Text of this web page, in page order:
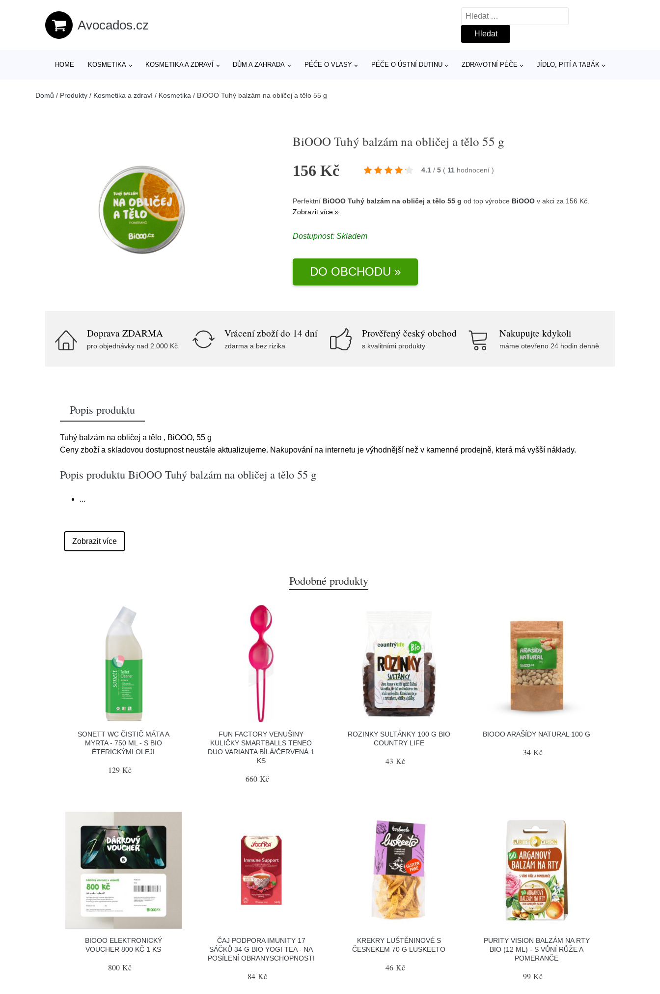
Avocados.cz
Vyhledávání
HOME KOSMETIKA KOSMETIKA A ZDRAVÍ DŮM A ZAHRADA PÉČE O VLASY PÉČE O ÚSTNÍ DUTINU ZDRAVOTNÍ PÉČE JÍDLO, PITÍ A TABÁK
Domů / Produkty / Kosmetika a zdraví / Kosmetika / BiOOO Tuhý balzám na obličej a tělo 55 g
BiOOO Tuhý balzám na obličej a tělo 55 g
156 Kč 4.1 / 5 ( 11 hodnocení)
Perfektní BiOOO Tuhý balzám na obličej a tělo 55 g od top výrobce BiOOO v akci za 156 Kč.
Zobrazit více »
Dostupnost:Skladem
DO OBCHODU »
Doprava ZDARMA
pro objednávky nad 2.000 Kč
Vrácení zboží do 14 dní
zdarma a bez rizika
Prověřený český obchod
s kvalitními produkty
Nakupujte kdykoli
máme otevřeno 24 hodin denně
Popis produktu
Tuhý balzám na obličej a tělo , BiOOO, 55 g
Ceny zboží a skladovou dostupnost neustále aktualizujeme. Nakupování na internetu je výhodnější než v kamenné prodejně, která má vyšší náklady.
Popis produktu BiOOO Tuhý balzám na obličej a tělo 55 g
...
Zobrazit více
Podobné produkty
SONETT WC ČISTIČ MÁTA A
MYRTA - 750 ML - S BIO
ÉTERICKÝMI OLEJI
129 Kč
FUN FACTORY VENUŠINY
KULIČKY SMARTBALLS TENEO
DUO VARIANTA BÍLÁ/ČERVENÁ 1
KS
660 Kč
ROZINKY SULTÁNKY 100 G BIO
COUNTRY LIFE
43 Kč
BIOOO ARAŠÍDY NATURAL 100 G
34 Kč
BIOOO ELEKTRONICKÝ
VOUCHER 800 KČ 1 KS
800 Kč
ČAJ PODPORA IMUNITY 17
SÁČKŮ 34 G BIO YOGI TEA - NA
POSÍLENÍ OBRANYSCHOPNOSTI
84 Kč
KREKRY LUŠTĚNINOVÉ S
ČESNEKEM 70 G LUSKEETO
46 Kč
PURITY VISION BALZÁM NA RTY
BIO (12 ML) - S VŮNÍ RŮŽE A
POMERANČE
99 Kč